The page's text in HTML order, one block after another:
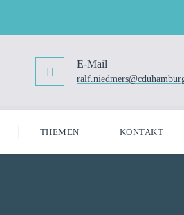
E-Mail
THEMEN KONTAKT